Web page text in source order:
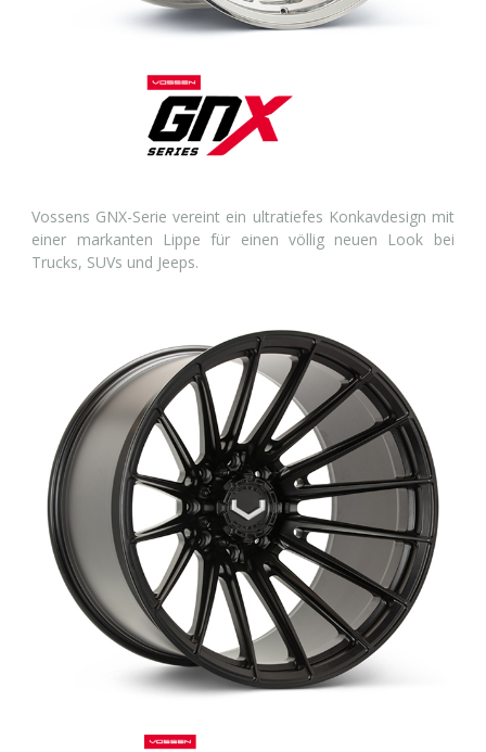
Vossens GNX-Serie vereint ein ultratiefes Konkavdesign mit
einer markanten Lippe für einen völlig neuen Look bei
Trucks, SUVs und Jeeps.